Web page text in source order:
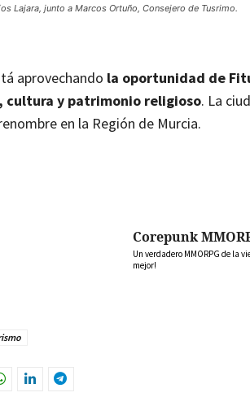
Lajara, junto a Marcos Ortuño, Consejero de Tusrimo.
aprovechando la oportunidad de
cultura y patrimonio religioso. La
en la Región de Murcia.
Corepunk
Un verdadero MMORPG de la
mejor!